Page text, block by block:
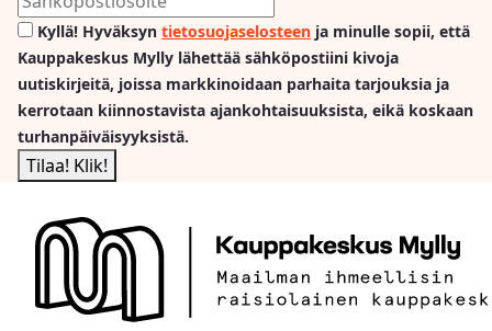
Kyllä! Hyväksyn tietosuojaselosteen ja minulle sopii, että
Kauppakeskus Mylly lähettää sähköpostiini kivoja
uutiskirjeitä, joissa markkinoidaan parhaita tarjouksia ja
kerrotaan kiinnostavista ajankohtaisuuksista, eikä koskaan
turhanpäiväisyyksistä.